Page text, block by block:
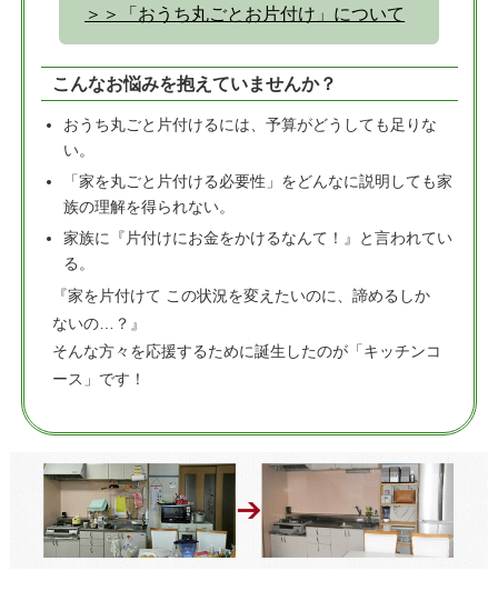
＞＞「おうち丸ごとお片付け」について
こんなお悩みを抱えていませんか？
おうち丸ごと片付けるには、予算がどうしても足りな
い。
「家を丸ごと片付ける必要性」をどんなに説明しても家
族の理解を得られない。
家族に『片付けにお金をかけるなんて！』と言われてい
る。
『家を片付けて この状況を変えたいのに、諦めるしか
ないの…？』
そんな方々を応援するために誕生したのが「キッチンコ
ース」です！